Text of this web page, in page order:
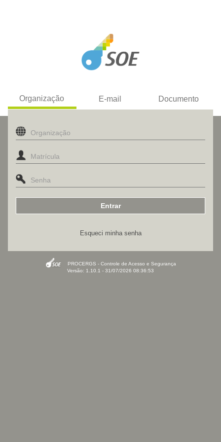
Organização E-mail Documento
Esqueci minha senha
PROCERGS - Controle de Acesso e Segurança
Versão: 1.10.1 - 31/07/2026 08:36:53